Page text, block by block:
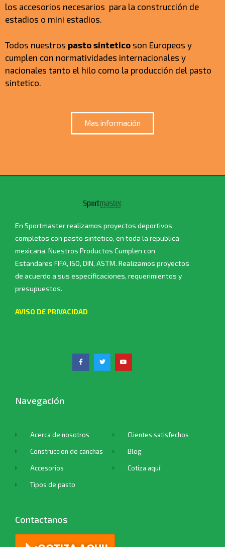
los accesorios necesarios para la construcción de
estadios o mini estadios.
Todos nuestros pasto sintetico son Europeos y
cumplen con normatividades internacionales y
nacionales tanto el hilo como la producción del pasto
sintetico.
Mas información
En Sportmaster realizamos proyectos deportivos
completos con pasto sintetico, en toda la republica
mexicana. Nuestros Productos Cumplen con
Estandares FIFA, ISO, DIN, ASTM. Realizamos proyectos
de acuerdo a sus especificaciones, requerimientos y
presupuestos.
AVISO DE PRIVACIDAD
Navegación
Acerca de nosotros
Construccion de canchas
Accesorios
Tipos de pasto
Clientes satisfechos
Blog
Cotiza aquí
Contactanos